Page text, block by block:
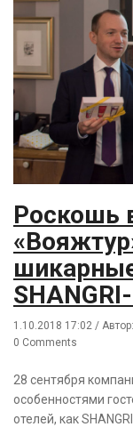
Роскошь
1.10.2018 17:02 /
0 Comments
28 сентября
особенностями
отелей, как